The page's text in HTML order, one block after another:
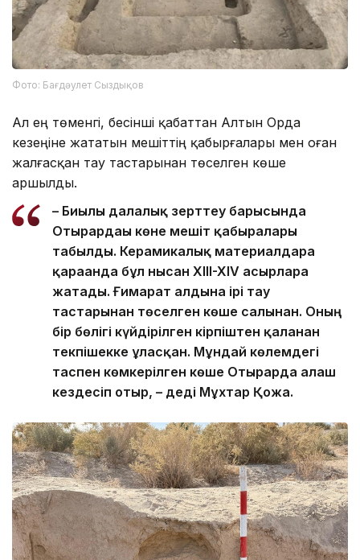
Фото: Бағдәулет Сыздықов
Ал ең төменгі, бесінші қабаттан Алтын Орда
кезеңіне жататын мешіттің қабырғалары мен оған
жалғасқан тау тастарынан төселген көше
аршылды.
– Биылғы далалық зерттеу барысында
Отырардағы көне мешіт қабырғалары
табылды. Керамикалық материалдарға
қарағанда бұл нысан XIII-XIV ғасырларға
жатады. Ғимарат алдына ірі тау
тастарынан төселген көше салынған. Оның
бір бөлігі күйдірілген кірпіштен қаланған
текпішекке ұласқан. Мұндай көлемдегі
таспен көмкерілген көше Отырарда алғаш
кездесіп отыр, – деді Мұхтар Қожа.